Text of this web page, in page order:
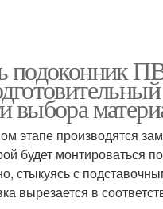
подоконник
выбора
этапе производятся
будет монтироваться
стыкуясь с
вырезается в